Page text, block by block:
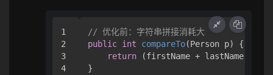
1
2
3
4
// 优化前：字符串拼接消耗大
public int compareTo(Person p)
{
return (firstName +
}